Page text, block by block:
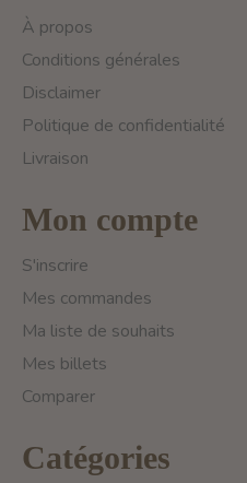
À propos
Conditions générales
Disclaimer
Politique de confidentialité
Livraison
Mon compte
S'inscrire
Mes commandes
Ma liste de souhaits
Mes billets
Comparer
Catégories